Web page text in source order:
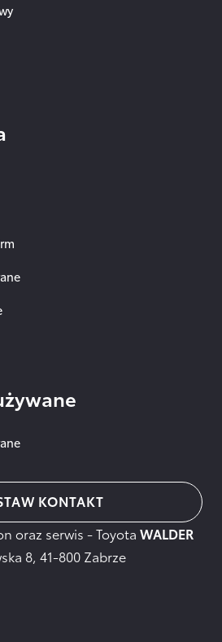
KONTAKT
oraz serwis - Toyota WALDER
8, 41-800 Zabrze